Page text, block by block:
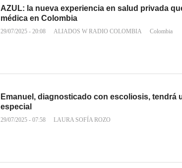
AZUL: la nueva experiencia en salud privada
médica en Colombia
29/07/2025 - 20:08 ALIADOS W RADIO COLOMBIA Colombia
Emanuel, diagnosticado con escoliosis, tendrá
especial
29/07/2025 - 07:58 LAURA SOFÍA ROZO